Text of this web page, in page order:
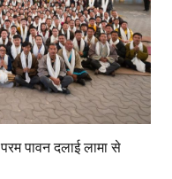
पावन दलाई लामा से